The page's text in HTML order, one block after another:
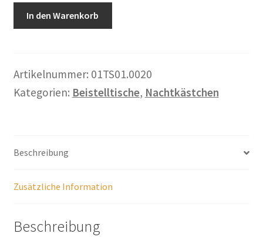
Zahlungsarten
In den Warenkorb
Artikelnummer: 01TS01.0020
Kategorien: Beistelltische, Nachtkästchen
Beschreibung
Zusätzliche Information
Beschreibung